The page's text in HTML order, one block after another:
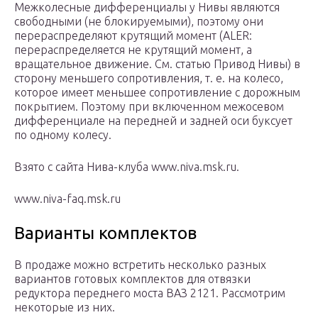
Межколесные дифференциалы у Нивы являются
свободными (не блокируемыми), поэтому они
перераспределяют крутящий момент (ALER:
перераспределяется не крутящий момент, а
вращательное движение. См. статью Привод Нивы) в
сторону меньшего сопротивления, т. е. на колесо,
которое имеет меньшее сопротивление с дорожным
покрытием. Поэтому при включенном межосевом
дифференциале на передней и задней оси буксует
по одному колесу.
Взято с сайта Нива-клуба www.niva.msk.ru.
www.niva-faq.msk.ru
Варианты комплектов
В продаже можно встретить несколько разных
вариантов готовых комплектов для отвязки
редуктора переднего моста ВАЗ 2121. Рассмотрим
некоторые из них.